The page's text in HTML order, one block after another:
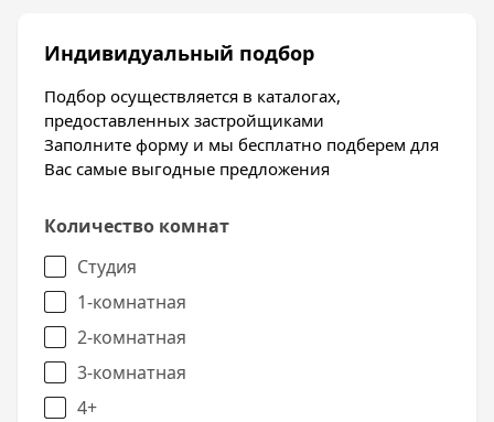
Индивидуальный подбор
Подбор осуществляется в каталогах,
предоставленных застройщиками
Заполните форму и мы бесплатно подберем для
Вас самые выгодные предложения
Количество комнат
Студия
1-комнатная
2-комнатная
3-комнатная
4+